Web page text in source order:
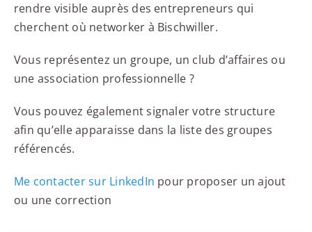
rendre visible auprès des entrepreneurs qui
cherchent où networker à Bischwiller.
Vous représentez un groupe, un club d’affaires ou
une association professionnelle ?
Vous pouvez également signaler votre structure
afin qu’elle apparaisse dans la liste des groupes
référencés.
Me contacter sur LinkedIn pour proposer un ajout
ou une correction